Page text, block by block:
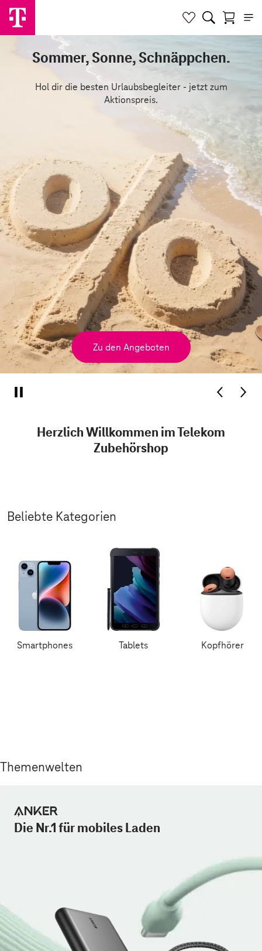
Sommer, Sonne, Schnäppchen.
Hol dir die besten Urlaubsbegleiter - jetzt zum
Aktionspreis.
Zu den Angeboten
Herzlich Willkommen im Telekom
Zubehörshop
Beliebte Kategorien
Smartphones Tablets Kopfhörer
Themenwelten
Die Nr.1 für mobiles Laden